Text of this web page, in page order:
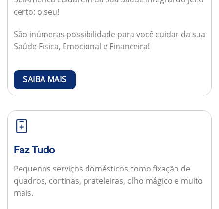
certo: o seu!
São inúmeras possibilidade para você cuidar da sua
Saúde Física, Emocional e Financeira!
SAIBA MAIS
Faz Tudo
Pequenos serviços domésticos como fixação de
quadros, cortinas, prateleiras, olho mágico e muito
mais.